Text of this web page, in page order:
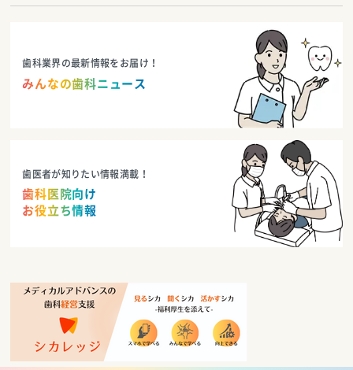
歯科業界の最新情報をお届け！
みんなの歯科ニュース
歯医者が知りたい情報満載！
歯科医院向け
お役立ち情報